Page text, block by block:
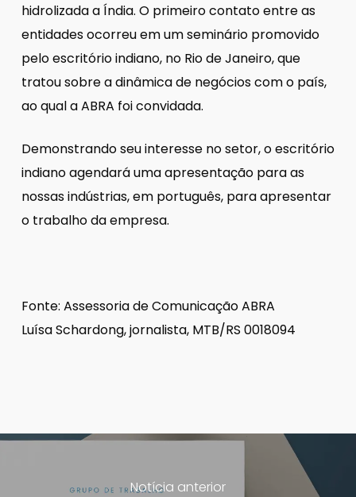
hidrolizada a Índia. O primeiro contato entre as
entidades ocorreu em um seminário promovido
pelo escritório indiano, no Rio de Janeiro, que
tratou sobre a dinâmica de negócios com o país,
ao qual a ABRA foi convidada.
Demonstrando seu interesse no setor, o escritório
indiano agendará uma apresentação para as
nossas indústrias, em português, para apresentar
o trabalho da empresa.
Fonte: Assessoria de Comunicação ABRA
Luísa Schardong, jornalista, MTB/RS 0018094
Notícia anterior